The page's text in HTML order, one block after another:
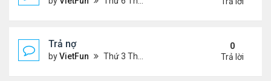
Trả nợ
byVietFun Thứ 3 Tháng 12 13, 2022 12:44 pm
0
Trả lời